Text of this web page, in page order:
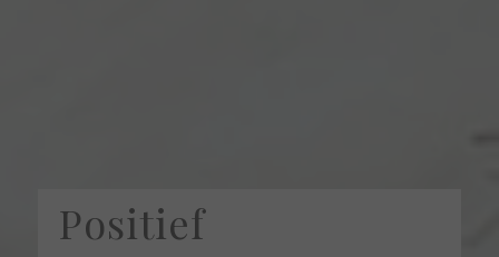
Positief